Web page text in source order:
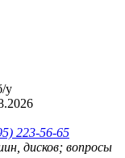
у
223-56-65
дисков; вопросы